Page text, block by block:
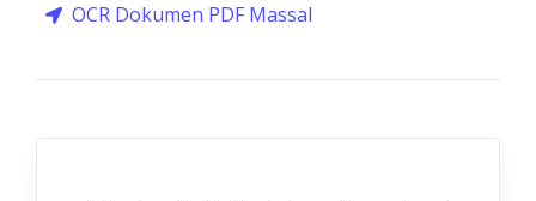
OCR Dokumen PDF Massal